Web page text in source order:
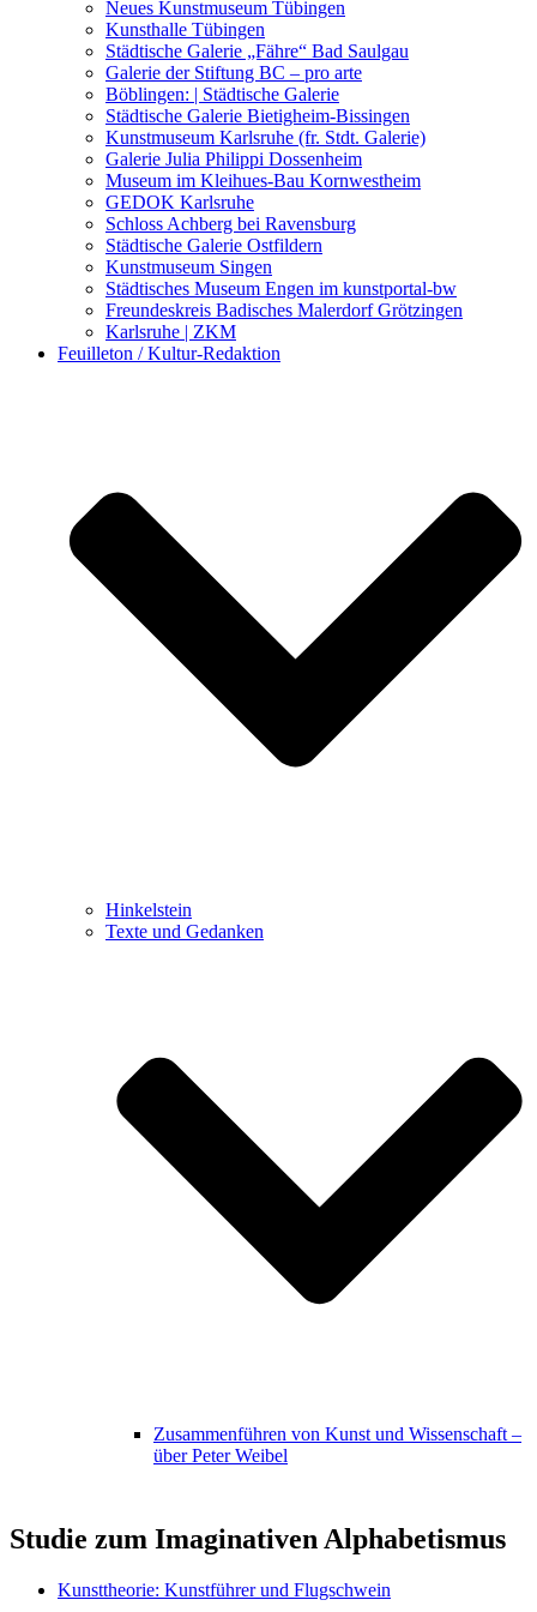
Kunstwettbewerbe, Ausschreibungen für Künstler
Neues Kunstmuseum Tübingen
Kunsthalle Tübingen
Städtische Galerie „Fähre“ Bad Saulgau
Galerie der Stiftung BC – pro arte
Böblingen: | Städtische Galerie
Städtische Galerie Bietigheim-Bissingen
Kunstmuseum Karlsruhe (fr. Stdt. Galerie)
Galerie Julia Philippi Dossenheim
Museum im Kleihues-Bau Kornwestheim
GEDOK Karlsruhe
Schloss Achberg bei Ravensburg
Städtische Galerie Ostfildern
Kunstmuseum Singen
Städtisches Museum Engen im kunstportal-bw
Freundeskreis Badisches Malerdorf Grötzingen
Karlsruhe | ZKM
Feuilleton / Kultur-Redaktion
Hinkelstein
Texte und Gedanken
Zusammenführen von Kunst und Wissenschaft –
über Peter Weibel
Studie zum Imaginativen Alphabetismus
Kunsttheorie: Kunstführer und Flugschwein